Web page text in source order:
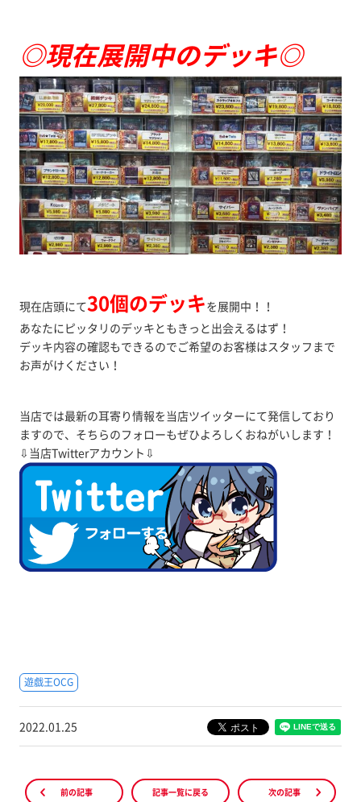
◎現在展開中のデッキ◎
現在店頭にて30個のデッキを展開中！！
あなたにピッタリのデッキともきっと出会えるはず！
デッキ内容の確認もできるのでご希望のお客様はスタッフまで
お声がけください！
当店では最新の耳寄り情報を当店ツイッターにて発信しており
ますので、そちらのフォローもぜひよろしくおねがいします！
⇩当店Twitterアカウント⇩
遊戯王OCG
2022.01.25
前の記事 記事一覧に戻る 次の記事